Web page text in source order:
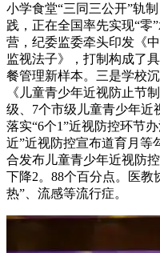
小学食堂“三同三公开”轨
践，正在全国率先实现“零
营，纪委监委牵头印发《
监视法子》，打制构成了
餐管理新样本。三是学校
《儿童青少年近视防止节
级、7个市级儿童青少年近
落实“6个1”近视防控环节
近”近视防控宣布道育月等
合发布儿童青少年近视防
下降2。88个百分点。医教
热”、流感等流行症。